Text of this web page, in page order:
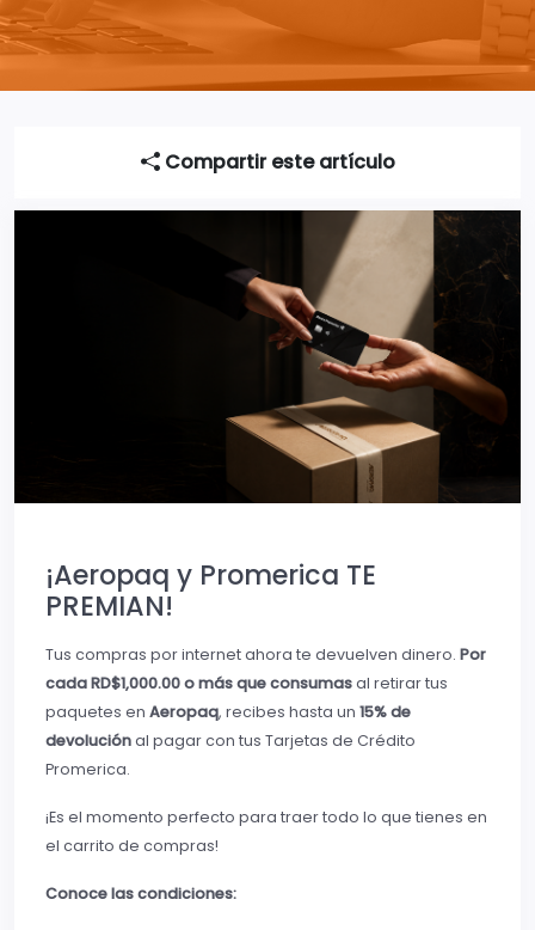
Compartir este artículo
¡Aeropaq y Promerica TE
PREMIAN!
Tus compras por internet ahora te devuelven dinero. Por
cada RD$1,000.00 o más que consumasal retirar tus
paquetes en Aeropaq, recibes hasta un 15% de
devoluciónal pagar con tus Tarjetas de Crédito
Promerica.
¡Es el momento perfecto para traer todo lo que tienes en
el carrito de compras!
Conoce las condiciones: